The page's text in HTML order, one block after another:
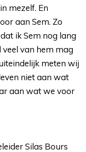
mezelf. En
aan Sem. Zo
ik Sem nog lang
veel van hem mag
meten wij
niet aan wat
aan wat we voor
Silas Bours